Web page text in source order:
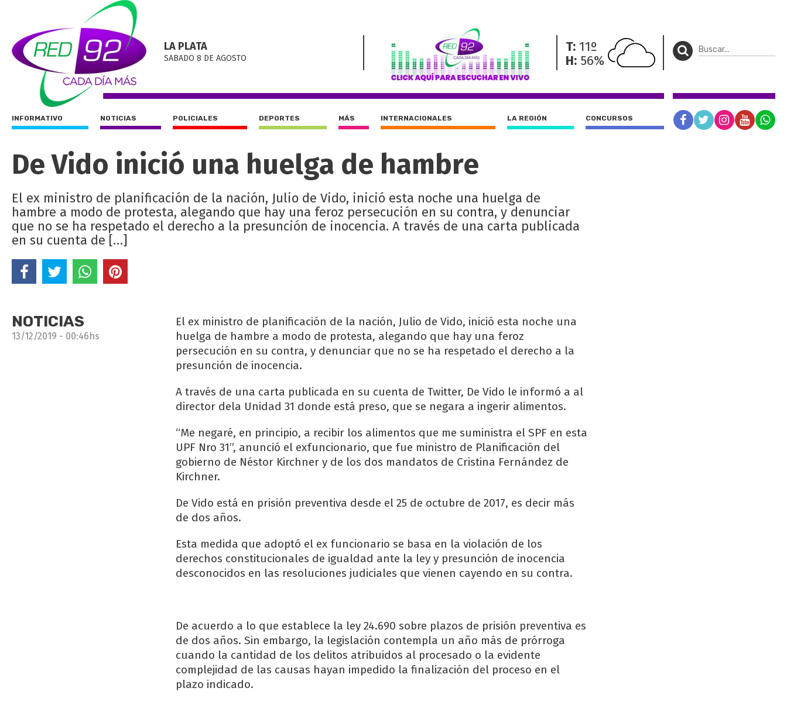
LA PLATA
SABADO 8 DE AGOSTO
T: 11º
H: 56%
INFORMATIVO NOTICIAS POLICIALES DEPORTES MÁS INTERNACIONALES LA REGIÓN CONCURSOS
De Vido inició una huelga de hambre
El ex ministro de planificación de la nación, Julio de Vido, inició esta noche una huelga de
hambre a modo de protesta, alegando que hay una feroz persecución en su contra, y denunciar
que no se ha respetado el derecho a la presunción de inocencia. A través de una carta publicada
en su cuenta de […]
NOTICIAS
13/12/2019 - 00:46hs
El ex ministro de planificación de la nación, Julio de Vido, inició esta noche una
huelga de hambre a modo de protesta, alegando que hay una feroz
persecución en su contra, y denunciar que no se ha respetado el derecho a la
presunción de inocencia.
A través de una carta publicada en su cuenta de Twitter, De Vido le informó a al
director dela Unidad 31 donde está preso, que se negara a ingerir alimentos.
“Me negaré, en principio, a recibir los alimentos que me suministra el SPF en esta
UPF Nro 31”, anunció el exfuncionario, que fue ministro de Planificación del
gobierno de Néstor Kirchner y de los dos mandatos de Cristina Fernández de
Kirchner.
De Vido está en prisión preventiva desde el 25 de octubre de 2017, es decir más
de dos años.
Esta medida que adoptó el ex funcionario se basa en la violación de los
derechos constitucionales de igualdad ante la ley y presunción de inocencia
desconocidos en las resoluciones judiciales que vienen cayendo en su contra.
De acuerdo a lo que establece la ley 24.690 sobre plazos de prisión preventiva es
de dos años. Sin embargo, la legislación contempla un año más de prórroga
cuando la cantidad de los delitos atribuidos al procesado o la evidente
complejidad de las causas hayan impedido la finalización del proceso en el
plazo indicado.